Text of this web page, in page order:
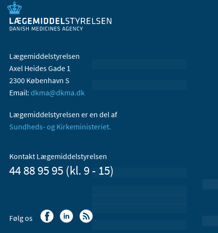
Lægemiddelstyrelsen
Axel Heides Gade 1
2300 København S
Email: dkma@dkma.dk
Lægemiddelstyrelsen er en del af
Sundheds- og Kirkeministeriet.
Kontakt Lægemiddelstyrelsen
44 88 95 95 (kl. 9 - 15)
Følg os